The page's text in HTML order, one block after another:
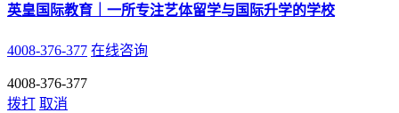
英皇国际教育｜一所专注艺体留学与国际升学的学校
4008-376-377 在线咨询
4008-376-377
拨打 取消